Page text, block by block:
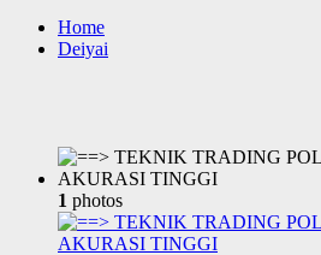
Home
Deiyai
1 photos